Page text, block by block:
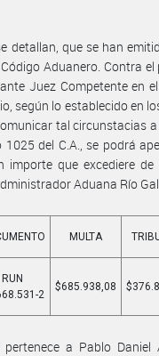
detallan, que se han
Aduanero. Contra
Juez Competente en
según lo establecido en
tal circunstacias
del C.A., se podrá
que excediere de
Aduana Río
MULTA
RUN
2
$685.938,08
a Pablo